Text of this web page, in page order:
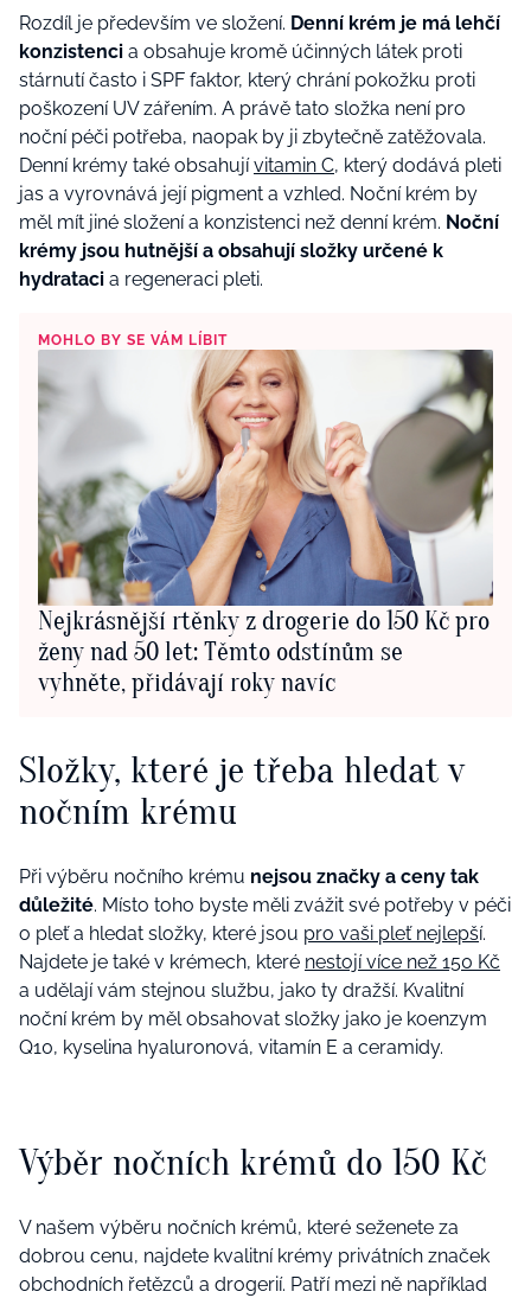
Rozdíl je především ve složení. Denní krém je má lehčí
konzistenci a obsahuje kromě účinných látek proti
stárnutí často i SPF faktor, který chrání pokožku proti
poškození UV zářením. A právě tato složka není pro
noční péči potřeba, naopak by ji zbytečně zatěžovala.
Denní krémy také obsahujívitamin C, který dodává pleti
jas a vyrovnává její pigment a vzhled. Noční krém by
měl mít jiné složení a konzistenci než denní krém. Noční
krémy jsou hutnější a obsahují složky určené k
hydrataci a regeneraci pleti.
MOHLO BY SE VÁM LÍBIT
Nejkrásnější rtěnky z drogerie do 150 Kč pro
ženy nad 50 let: Těmto odstínům se
vyhněte, přidávají roky navíc
Složky, které je třeba hledat v
nočním krému
Při výběru nočního krému nejsou značky a ceny tak
důležité. Místo toho byste měli zvážit své potřeby v péči
o pleť a hledat složky, které jsou pro vaši pleť nejlepší.
Najdete je také v krémech, které nestojí více než 150 Kč
a udělají vám stejnou službu, jako ty dražší. Kvalitní
noční krém by měl obsahovat složky jako je koenzym
Q10, kyselina hyaluronová, vitamín E a ceramidy.
Výběr nočních krémů do 150 Kč
V našem výběru nočních krémů, které seženete za
dobrou cenu, najdete kvalitní krémy privátních značek
obchodních řetězců a drogerií. Patří mezi ně například